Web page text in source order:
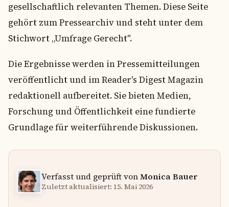
gesellschaftlich relevanten Themen. Diese Seite
gehört zum Pressearchiv und steht unter dem
Stichwort „Umfrage Gerecht".
Die Ergebnisse werden in Pressemitteilungen
veröffentlicht und im Reader's Digest Magazin
redaktionell aufbereitet. Sie bieten Medien,
Forschung und Öffentlichkeit eine fundierte
Grundlage für weiterführende Diskussionen.
Verfasst und geprüft vonMonica Bauer
Zuletzt aktualisiert: 15. Mai 2026